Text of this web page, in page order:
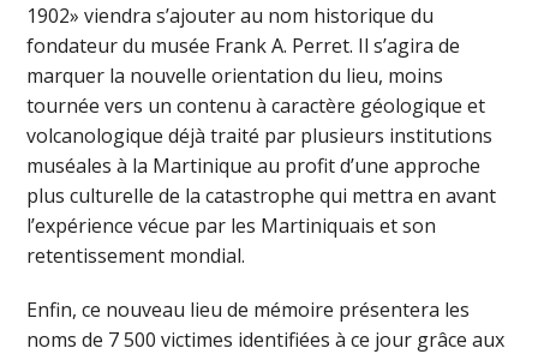
1902» viendra s’ajouter au nom historique du
fondateur du musée Frank A. Perret. Il s’agira de
marquer la nouvelle orientation du lieu, moins
tournée vers un contenu à caractère géologique et
volcanologique déjà traité par plusieurs institutions
muséales à la Martinique au profit d’une approche
plus culturelle de la catastrophe qui mettra en avant
l’expérience vécue par les Martiniquais et son
retentissement mondial.
Enfin, ce nouveau lieu de mémoire présentera les
noms de 7 500 victimes identifiées à ce jour grâce aux